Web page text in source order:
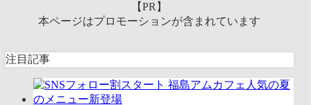
【PR】
本ページはプロモーションが含まれています
注目記事